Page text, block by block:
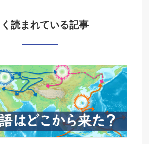
読まれている記事